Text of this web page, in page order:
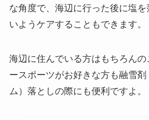
な角度で、海辺に行った後に塩
いようケアすることもできます。
海辺に住んでいる方はもちろんの
ースポーツがお好きな方も融雪
ム）落としの際にも便利ですよ。